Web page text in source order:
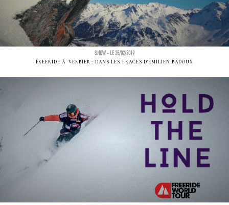
SNOW - LE 25/02/2019
FREERIDE Ã VERBIER : DANS LES TRACES D'EMILIEN BADOUX